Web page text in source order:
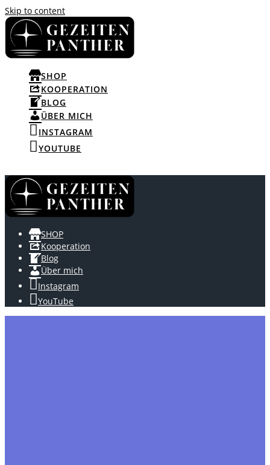
Skip to content
SHOP
KOOPERATION
BLOG
ÜBER MICH
INSTAGRAM
YOUTUBE
SHOP
Kooperation
Blog
Über mich
Instagram
YouTube